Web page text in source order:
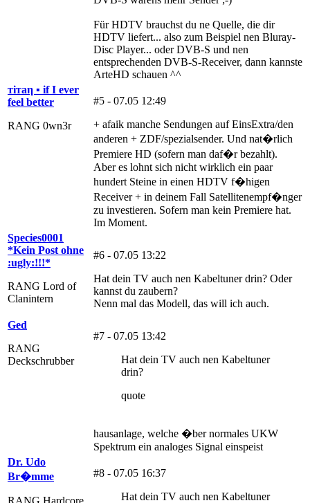
Für HDTV brauchst du ne Quelle, die dir
HDTV liefert... also zum Beispiel nen Bluray-
Disc Player... oder DVB-S und nen
entsprechenden DVB-S-Receiver, dann kannste
ArteHD schauen ^^
тiтaη ▪ if I ever
feel better
RANG 0wn3r
#5 - 07.05 12:49
+ afaik manche Sendungen auf EinsExtra/den
anderen + ZDF/spezialsender. Und nat�rlich
Premiere HD (sofern man daf�r bezahlt).
Aber es lohnt sich nicht wirklich ein paar
hundert Steine in einen HDTV f�higen
Receiver + in deinem Fall Satellitenempf�nger
zu investieren. Sofern man kein Premiere hat.
Im Moment.
Species0001
*Kein Post ohne
:ugly:!!!*
RANG Lord of
Clanintern
#6 - 07.05 13:22
Hat dein TV auch nen Kabeltuner drin? Oder
kannst du zaubern?
Nenn mal das Modell, das will ich auch.
Ged
RANG
Deckschrubber
#7 - 07.05 13:42
Hat dein TV auch nen Kabeltuner
drin?
quote
hausanlage, welche �ber normales UKW
Spektrum ein analoges Signal einspeist
Dr. Udo
Br�mme
RANG Hardcore
#8 - 07.05 16:37
Hat dein TV auch nen Kabeltuner